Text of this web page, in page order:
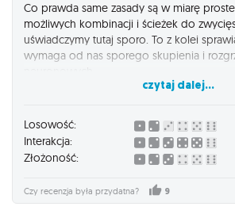
Co prawda same zasady są w miarę
możliwych kombinacji i ścieżek do
uświadczymy tutaj sporo. To z kolei
wymaga od nas sporego skupienia i
poziomie, elementy są porządnie
graficzna cieszy oko. Gra obfituje w
graczami, jednak skupiają się one głównie
szyków poprzez "podbieranie"
graczom, niż na bezpośrednim
(chociaż i takie się zdarzają – np. asasyni).
czytaj dalej...
Losowość:
Interakcja:
Złożoność:
Czy recenzja była przydatna? 9